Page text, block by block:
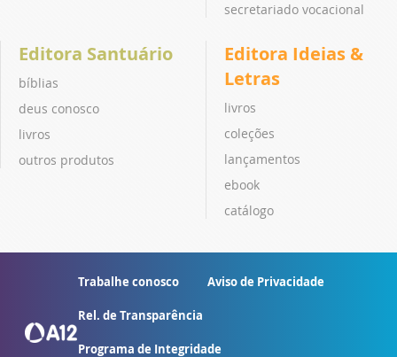
secretariado vocacional
Editora Santuário
bíblias
deus conosco
livros
outros produtos
Editora Ideias &
Letras
livros
coleções
lançamentos
ebook
catálogo
Trabalhe conosco Aviso de Privacidade
Rel. de Transparência
Programa de Integridade